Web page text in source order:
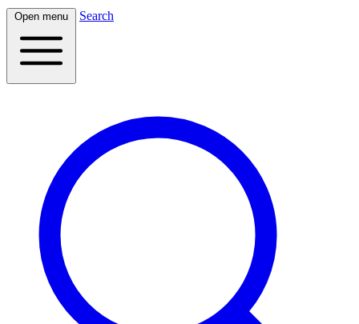
Open menu Search